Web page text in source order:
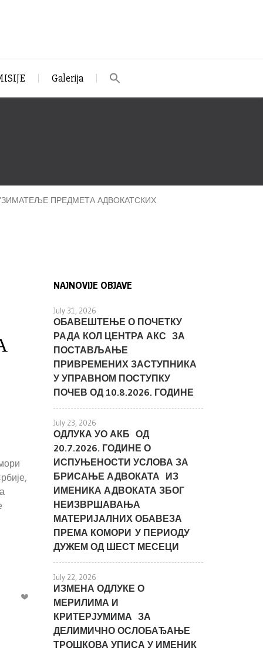
Galerija
ПРЕДМЕТА АДВОКАТСКИХ
NAJNOVIJE OBJAVE
July 31, 2026
ОБАВЕШТЕЊЕ О ПОЧЕТКУ
РАДА КОЛ ЦЕНТРА АКС ЗА
ПОСТАВЉАЊЕ
ПРИВРЕМЕНИХ ЗАСТУПНИКА
У УПРАВНОМ ПОСТУПКУ
ПОЧЕВ ОД 10.8.2026. ГОДИНЕ
July 23, 2026
ОДЛУКА УО АКБ ОД
20.7.2026. ГОДИНЕ О
ИСПУЊЕНОСТИ УСЛОВА ЗА
БРИСАЊЕ АДВОКАТА ИЗ
ИМЕНИКА АДВОКАТА ЗБОГ
НЕИЗВРШАВАЊА
МАТЕРИЈАЛНИХ ОБАВЕЗА
ПРЕМА КОМОРИ У ПЕРИОДУ
ДУЖЕМ ОД ШЕСТ МЕСЕЦИ
July 22, 2026
ИЗМЕНА ОДЛУКЕ О
МЕРИЛИМА И
КРИТЕРЈУМИМА ЗА
ДЕЛИМИЧНО ОСЛОБАЂАЊЕ
ТРОШКОВА УПИСА У ИМЕНИК